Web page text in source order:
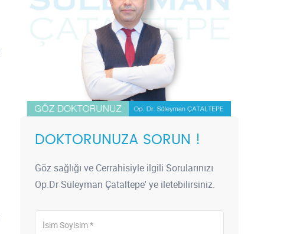
DOKTORUNUZA SORUN !
Göz sağlığı ve Cerrahisiyle ilgili Sorularınızı
Op.Dr Süleyman Çataltepe' ye iletebilirsiniz.